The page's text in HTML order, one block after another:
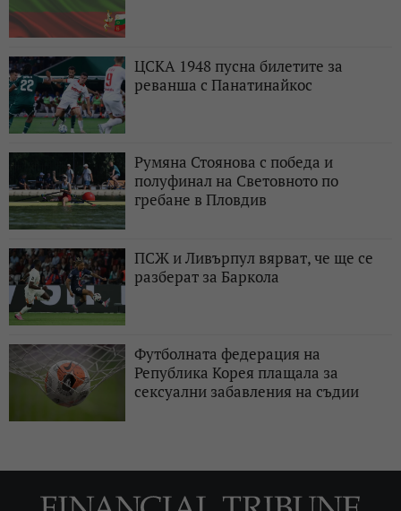
ЦСКА 1948 пусна билетите за
реванша с Панатинайкос
Румяна Стоянова с победа и
полуфинал на Световното по
гребане в Пловдив
ПСЖ и Ливърпул вярват, че ще се
разберат за Баркола
Футболната федерация на
Република Корея плащала за
сексуални забавления на съдии